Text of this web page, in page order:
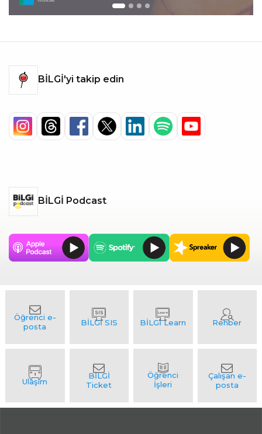
BİLGİ'yi takip edin
BİLGİ Podcast